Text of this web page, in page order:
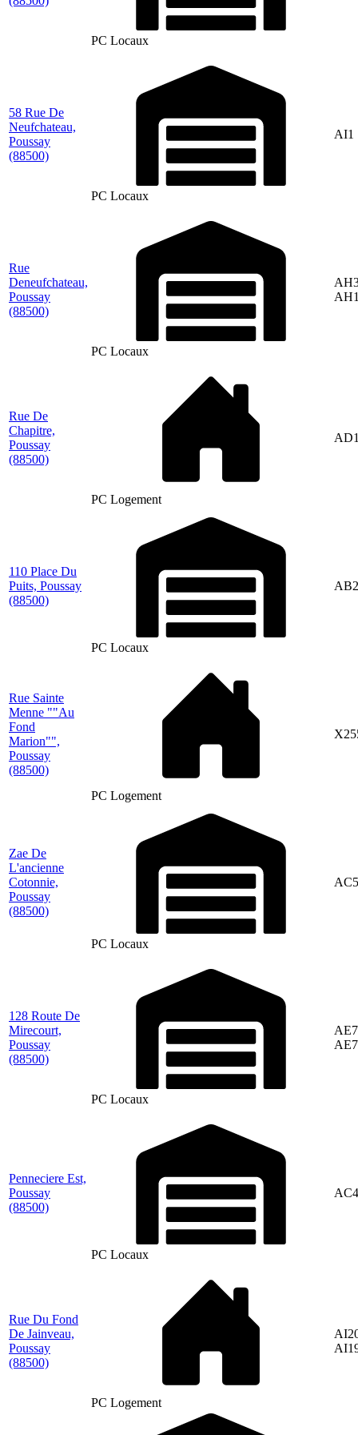
PC Locaux
58 Rue De
Neufchateau,
Poussay
(88500)
PC Locaux
AI1
Rue
Deneufchateau,
Poussay
(88500)
PC Locaux
Rue De
Chapitre,
Poussay
(88500)
PC Logement
110 Place Du
Puits, Poussay
(88500)
PC Locaux
Rue Sainte
Menne ""Au
Fond
Marion"",
Poussay
(88500)
PC Logement
Zae De
L'ancienne
Cotonnie,
Poussay
(88500)
PC Locaux
128 Route De
Mirecourt,
Poussay
(88500)
PC Locaux
Penneciere Est,
Poussay
(88500)
PC Locaux
Rue Du Fond
De Jainveau,
Poussay
(88500)
PC Logement